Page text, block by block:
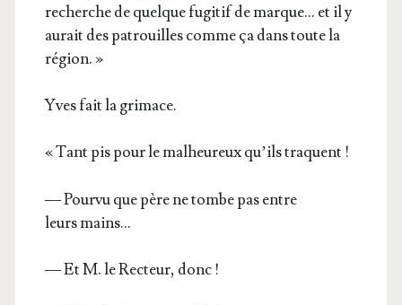
recherche de quelque fugi­tif de marque… et il y
aurait des patrouilles comme ça dans toute la
région. »
Yves fait la grimace.
« Tant pis pour le mal­heu­reux qu’ils traquent !
— Pour­vu que père ne tombe pas entre
leurs mains…
— Et M. le Rec­teur, donc !